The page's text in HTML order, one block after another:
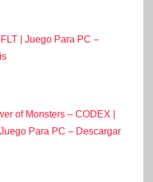
FLT | Juego Para PC –
of Monsters – CODEX |
Para PC – Descargar